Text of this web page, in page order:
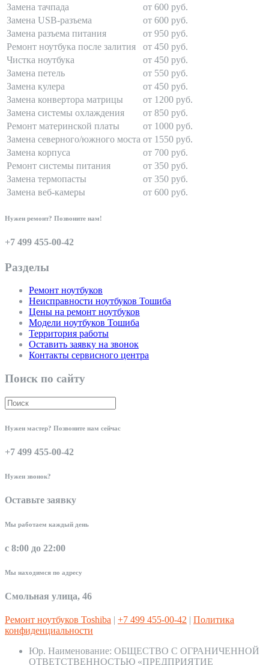
Замена тачпада
от 600 руб.
Замена USB-разъема
от 600 руб.
Замена разъема питания
от 950 руб.
Ремонт ноутбука после залития
от 450 руб.
Чистка ноутбука
от 450 руб.
Замена петель
от 550 руб.
Замена кулера
от 450 руб.
Замена конвертора матрицы
от 1200 руб.
Замена системы охлаждения
от 850 руб.
Ремонт материнской платы
от 1000 руб.
Замена северного/южного моста от 1550 руб.
Замена корпуса
от 700 руб.
Ремонт системы питания
от 350 руб.
Замена термопасты
от 350 руб.
Замена веб-камеры
от 600 руб.
Нужен ремонт? Позвоните нам!
+7 499 455-00-42
Разделы
Ремонт ноутбуков
Неисправности ноутбуков Тошиба
Цены на ремонт ноутбуков
Модели ноутбуков Тошиба
Территория работы
Оставить заявку на звонок
Контакты сервисного центра
Поиск по сайту
Нужен мастер? Позвоните нам сейчас
+7 499 455-00-42
Нужен звонок?
Оставьте заявку
Мы работаем каждый день
с 8:00 до 22:00
Мы находимся по адресу
Смольная улица, 46
Ремонт ноутбуков Toshiba | +7 499 455-00-42 | Политика
конфиденциальности
Юр. Наименование: ОБЩЕСТВО С ОГРАНИЧЕННОЙ
ОТВЕТСТВЕННОСТЬЮ «ПРЕДПРИЯТИЕ